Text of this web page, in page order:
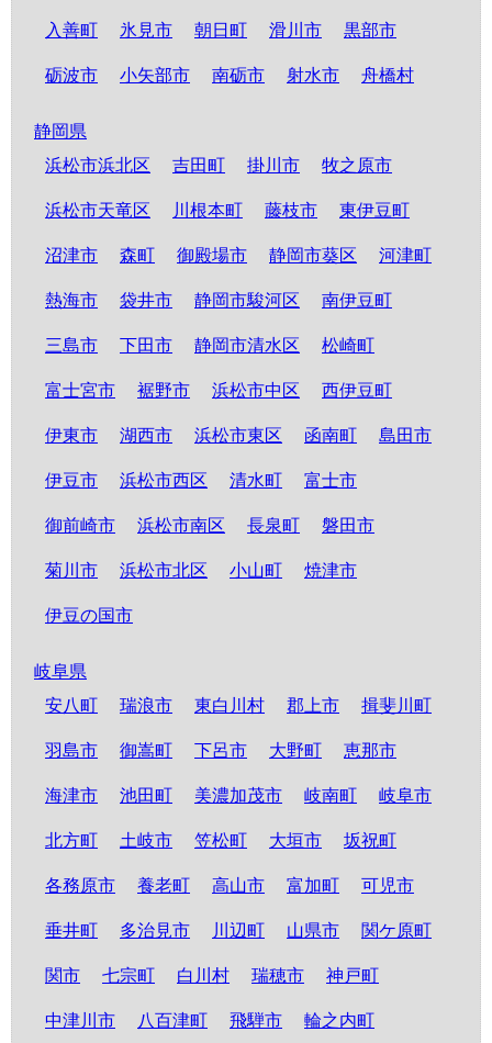
入善町 氷見市 朝日町 滑川市 黒部市
砺波市 小矢部市 南砺市 射水市 舟橋村
静岡県
浜松市浜北区
吉田町 掛川市 牧之原市
浜松市天竜区 川根本町 藤枝市 東伊豆町
沼津市 森町 御殿場市 静岡市葵区 河津町
熱海市 袋井市 静岡市駿河区 南伊豆町
三島市 下田市 静岡市清水区 松崎町
富士宮市 裾野市 浜松市中区 西伊豆町
伊東市 湖西市 浜松市東区 函南町 島田市
伊豆市 浜松市西区 清水町 富士市
御前崎市 浜松市南区 長泉町 磐田市
菊川市 浜松市北区 小山町 焼津市
伊豆の国市
岐阜県
安八町
瑞浪市 東白川村 郡上市 揖斐川町
羽島市 御嵩町 下呂市 大野町 恵那市
海津市 池田町 美濃加茂市 岐南町 岐阜市
北方町 土岐市 笠松町 大垣市 坂祝町
各務原市 養老町 高山市 富加町 可児市
垂井町 多治見市 川辺町 山県市 関ケ原町
関市 七宗町 白川村 瑞穂市 神戸町
中津川市 八百津町 飛騨市 輪之内町